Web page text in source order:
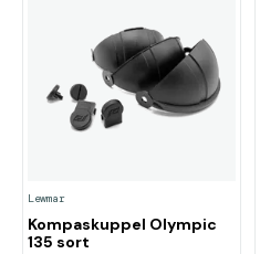
Lewmar
Kompaskuppel Olympic
135 sort